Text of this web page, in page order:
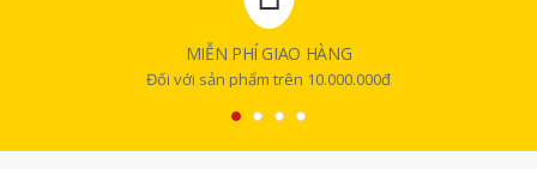
MIỄN PHÍ GIAO HÀNG
Đối với sản phẩm trên 10.000.000đ